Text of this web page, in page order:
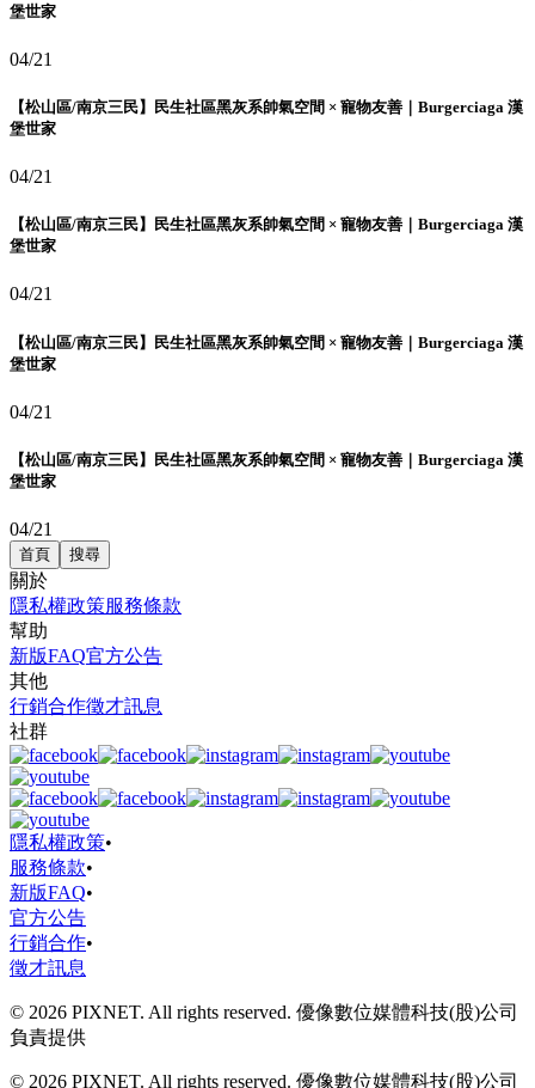
堡世家
04/21
【松山區/南京三民】民生社區黑灰系帥氣空間 × 寵物友善｜Burgerciaga 漢
堡世家
04/21
【松山區/南京三民】民生社區黑灰系帥氣空間 × 寵物友善｜Burgerciaga 漢
堡世家
04/21
【松山區/南京三民】民生社區黑灰系帥氣空間 × 寵物友善｜Burgerciaga 漢
堡世家
04/21
【松山區/南京三民】民生社區黑灰系帥氣空間 × 寵物友善｜Burgerciaga 漢
堡世家
04/21
首頁 搜尋
關於
隱私權政策服務條款
幫助
新版FAQ官方公告
其他
行銷合作徵才訊息
社群
隱私權政策•
服務條款•
新版FAQ•
官方公告
行銷合作•
徵才訊息
© 2026 PIXNET. All rights reserved. 優像數位媒體科技(股)公司
負責提供
© 2026 PIXNET. All rights reserved. 優像數位媒體科技(股)公司